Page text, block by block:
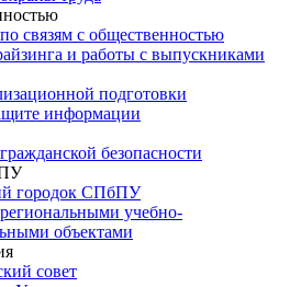
связям с общественностью
и работы с выпускниками
подготовки
информации
безопасности
городок СПбПУ
учебно-
объектами
совет